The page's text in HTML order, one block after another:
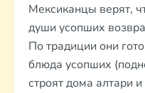
Мексиканцы верят,
души усопших
По традиции они
блюда усопших
строят дома алтари